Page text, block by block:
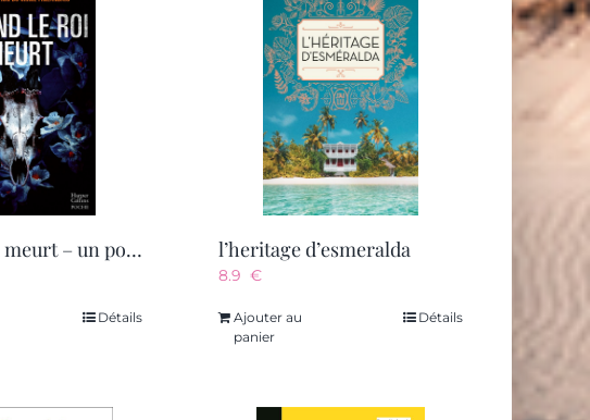
quand le roi meurt – un polar scandinave haletant au coeur de la finlande et de sa mythologie
Détails
l’heritage d’esmeralda
8.9 €
Ajouter au
panier
Détails